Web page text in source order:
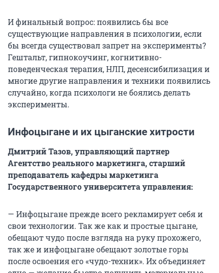
И финальный вопрос: появились бы все
существующие направления в психологии, если
бы всегда существовал запрет на эксперименты?
Гештальт, гипнокоучинг, когнитивно-
поведенческая терапия, НЛП, десенсибилизация и
многие другие направления и техники появились
случайно, когда психологи не боялись делать
эксперименты.
Инфоцыгане и их цыганские хитрости
Дмитрий Тазов, управляющий партнер
Агентство реального маркетинга,старший
преподаватель кафедры маркетинга
Государственного университета управления:
— Инфоцыгане прежде всего рекламирует себя и
свои технологии. Так же как и простые цыгане,
обещают чудо после взгляда на руку прохожего,
так же и инфоцыгане обещают золотые горы
после освоения его «чудо-техник». Их объединяет